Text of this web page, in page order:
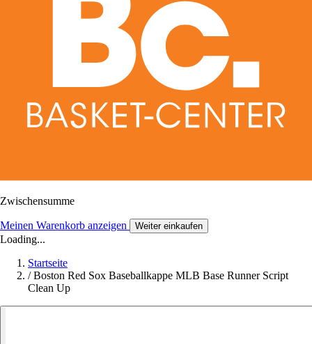
Zwischensumme
Meinen Warenkorb anzeigen Weiter einkaufen
Loading...
Startseite
/ Boston Red Sox Baseballkappe MLB Base Runner Script
Clean Up